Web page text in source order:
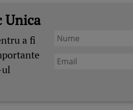
Unica
a fi